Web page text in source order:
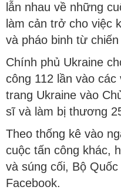
lẫn nhau về những
làm cản trở cho việc
và pháo binh từ
Chính phủ Ukraine
công 112 lần vào
trang Ukraine vào
sĩ và làm bị thương
Theo thống kê vào
cuộc tấn công khác,
và súng cối, Bộ
Facebook.